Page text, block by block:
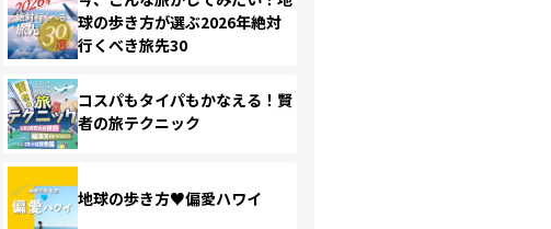
球の歩き方が選ぶ2026年絶対
行くべき旅先30
コスパもタイパもかなえる！賢
者の旅テクニック
地球の歩き方♥偏愛ハワイ